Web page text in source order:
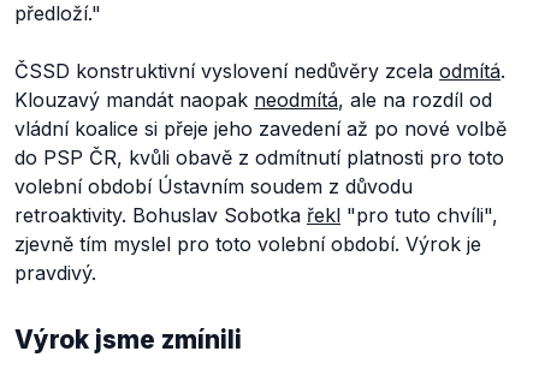
předloží."
ČSSD konstruktivní vyslovení nedůvěry zcela odmítá.
Klouzavý mandát naopak neodmítá, ale na rozdíl od
vládní koalice si přeje jeho zavedení až po nové volbě
do PSP ČR, kvůli obavě z odmítnutí platnosti pro toto
volební období Ústavním soudem z důvodu
retroaktivity. Bohuslav Sobotka řekl "pro tuto chvíli",
zjevně tím myslel pro toto volební období. Výrok je
pravdivý.
Výrok jsme zmínili